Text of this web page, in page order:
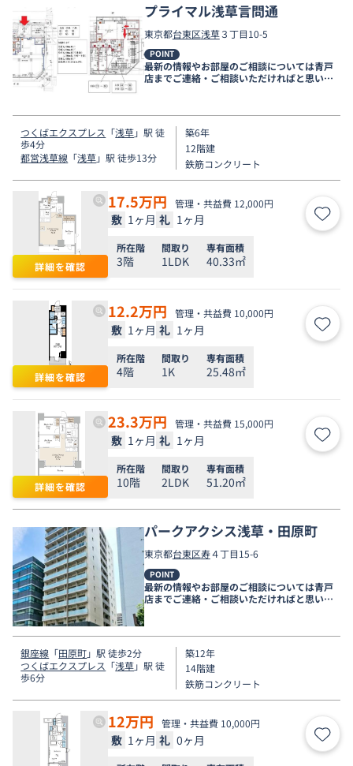
プライマル浅草言問通
東京都台東区浅草３丁目10-5
POINT
最新の情報やお部屋のご相談については青戸
店までご連絡・ご相談いただければと思いま
つくばエクスプレス 「浅草」駅 徒
歩4分
都営浅草線 「浅草」駅 徒歩13分
築6年
12階建
鉄筋コンクリート
詳細を確認
17.5万円 管理・共益費 12,000円
敷 1ヶ月 礼 1ヶ月 お気
所在階
3階
間取り
1LDK
専有面積
40.33㎡
詳細を確認
12.2万円 管理・共益費 10,000円
敷 1ヶ月 礼 1ヶ月 お気
所在階
4階
間取り
1K
専有面積
25.48㎡
詳細を確認
23.3万円 管理・共益費 15,000円
敷 1ヶ月 礼 1ヶ月 お気
所在階
10階
間取り
2LDK
専有面積
51.20㎡
パークアクシス浅草・田原町
東京都台東区寿４丁目15-6
POINT
最新の情報やお部屋のご相談については青戸
店までご連絡・ご相談いただければと思いま
す。
銀座線 「田原町」駅 徒歩2分
つくばエクスプレス 「浅草」駅 徒
歩6分
築12年
14階建
鉄筋コンクリート
12万円 管理・共益費 10,000円
敷 1ヶ月 礼 0ヶ月 お気